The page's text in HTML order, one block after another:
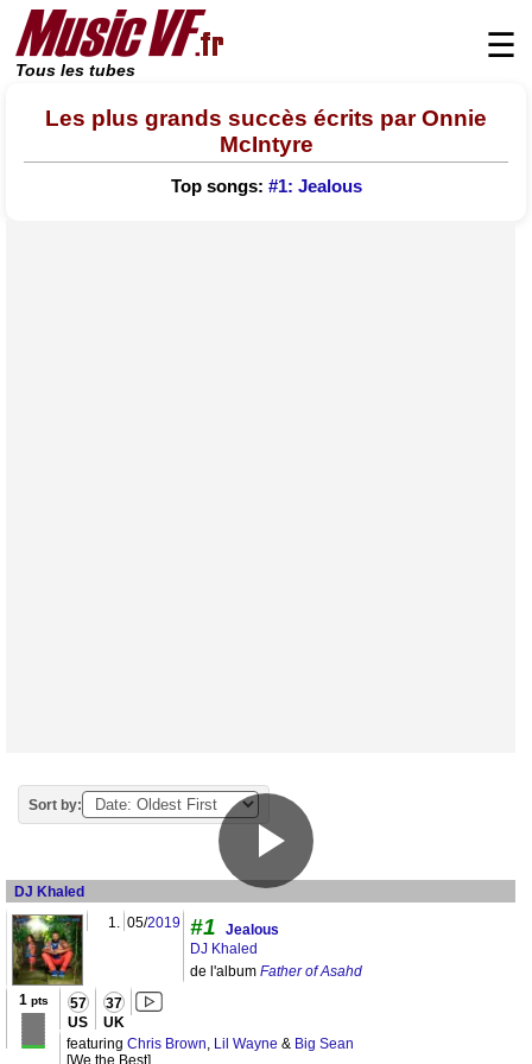
Tous les tubes
☰
Les plus grands succès écrits par Onnie
McIntyre
Top songs: #1: Jealous
Sort by:
DJ Khaled
1. 05/2019 #1
Jealous
DJ Khaled
de l'album Father of Asahd
1 pts 57
US
37
UK
featuring Chris Brown, Lil Wayne & Big Sean
[We the Best]